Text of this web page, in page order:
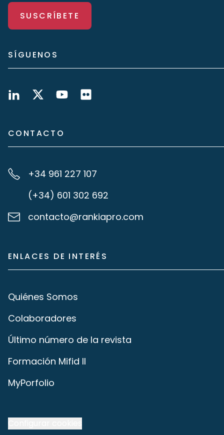
SUSCRÍBETE
SÍGUENOS
CONTACTO
+34 961 227 107
(+34) 601 302 692
contacto@rankiapro.com
ENLACES DE INTERÉS
Quiénes Somos
Colaboradores
Último número de la revista
Formación Mifid II
MyPorfolio